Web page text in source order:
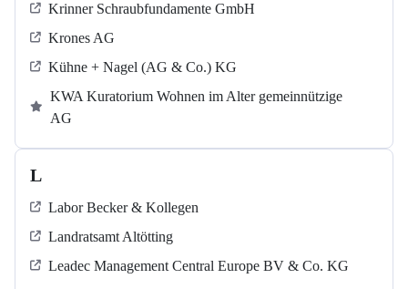
Krinner Schraubfundamente GmbH
Krones AG
Kühne + Nagel (AG & Co.) KG
KWA Kuratorium Wohnen im Alter gemeinnützige
AG
L
Labor Becker & Kollegen
Landratsamt Altötting
Leadec Management Central Europe BV & Co. KG